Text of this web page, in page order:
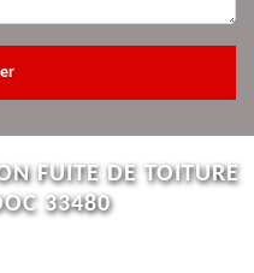
FUITE DE TOITURE
33480